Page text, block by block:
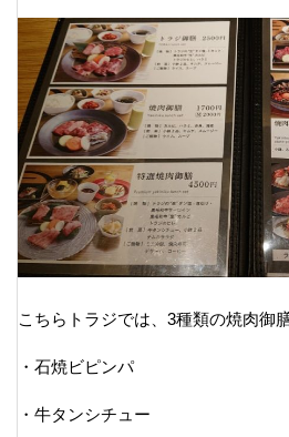
こちらトラジでは、3種類の焼肉御
・石焼ビピンパ
・牛タンシチュー